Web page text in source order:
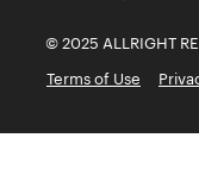
© 2025 ALLRIGHT
Terms of Use